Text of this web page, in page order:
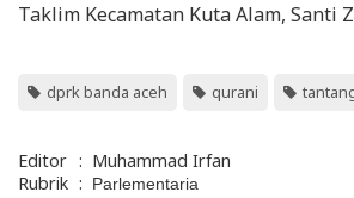
Taklim Kecamatan Kuta Alam, Santi
dprk banda aceh qurani
Editor : Muhammad Irfan
Rubrik : Parlementaria